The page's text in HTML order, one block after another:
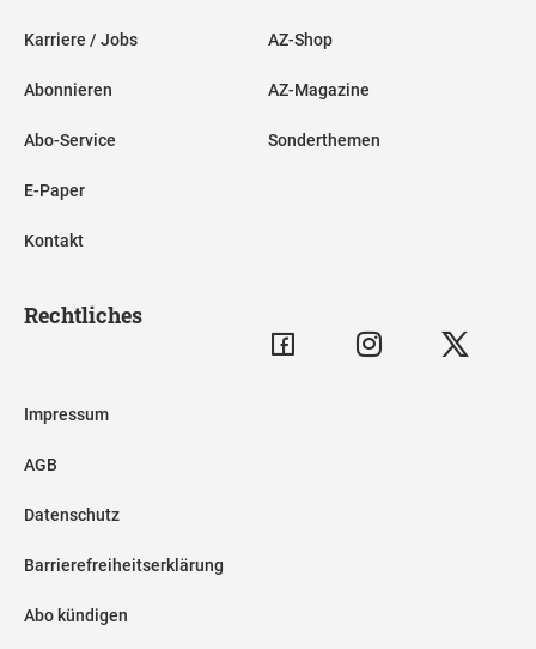
Karriere / Jobs
Abonnieren
Abo-Service
E-Paper
Kontakt
AZ-Shop
AZ-Magazine
Sonderthemen
Rechtliches
Impressum
AGB
Datenschutz
Barrierefreiheitserklärung
Abo kündigen